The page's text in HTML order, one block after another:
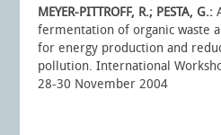
MEYER-PITTROFF, R.; PESTA, G.:
fermentation of organic waste
for energy production and
pollution. International
28-30 November 2004